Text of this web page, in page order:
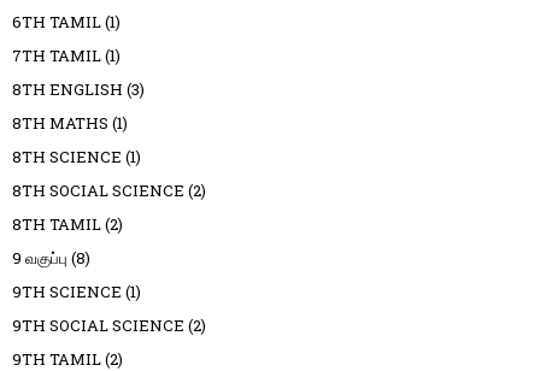
6TH TAMIL(1)
7TH TAMIL(1)
8TH ENGLISH (3)
8TH MATHS (1)
8TH SCIENCE (1)
8TH SOCIAL SCIENCE (2)
8TH TAMIL(2)
9 வகுப்பு (8)
9TH SCIENCE (1)
9TH SOCIAL SCIENCE (2)
9TH TAMIL(2)